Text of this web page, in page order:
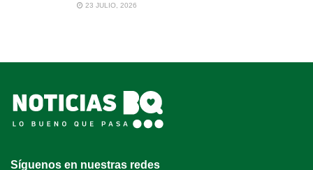
23 JULIO, 2026
Síguenos en nuestras redes